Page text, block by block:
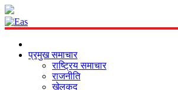
प्रमुख समाचार
राष्ट्रिय समाचार
राजनीति
खेलकुद